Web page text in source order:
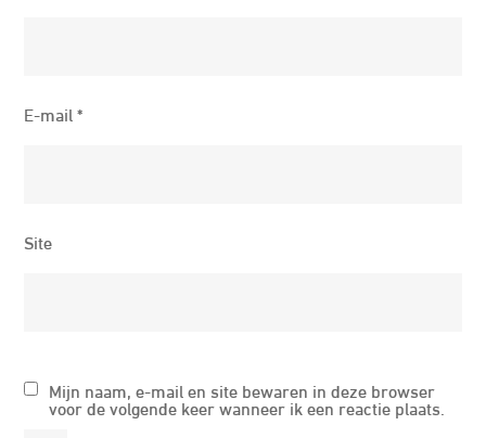
E-mail*
Site
Mijn naam, e-mail en site bewaren in deze browser
voor de volgende keer wanneer ik een reactie plaats.